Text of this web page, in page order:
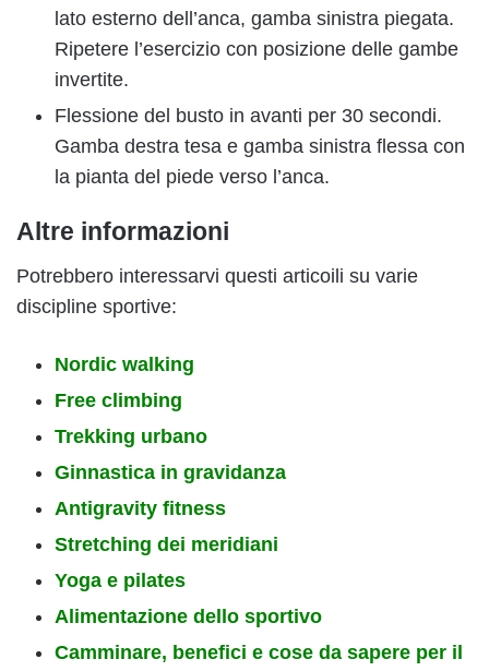
lato esterno dell’anca, gamba sinistra piegata.
Ripetere l’esercizio con posizione delle gambe
invertite.
Flessione del busto in avanti per 30 secondi.
Gamba destra tesa e gamba sinistra flessa con
la pianta del piede verso l’anca.
Altre informazioni
Potrebbero interessarvi questi articoili su varie
discipline sportive:
Nordic walking
Free climbing
Trekking urbano
Ginnastica in gravidanza
Antigravity fitness
Stretching dei meridiani
Yoga e pilates
Alimentazione dello sportivo
Camminare, benefici e cose da sapere per il